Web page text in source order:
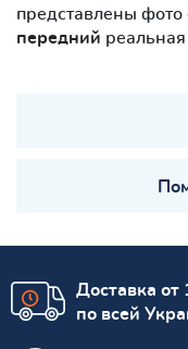
представлены фото
передний
Доставка от
по всей